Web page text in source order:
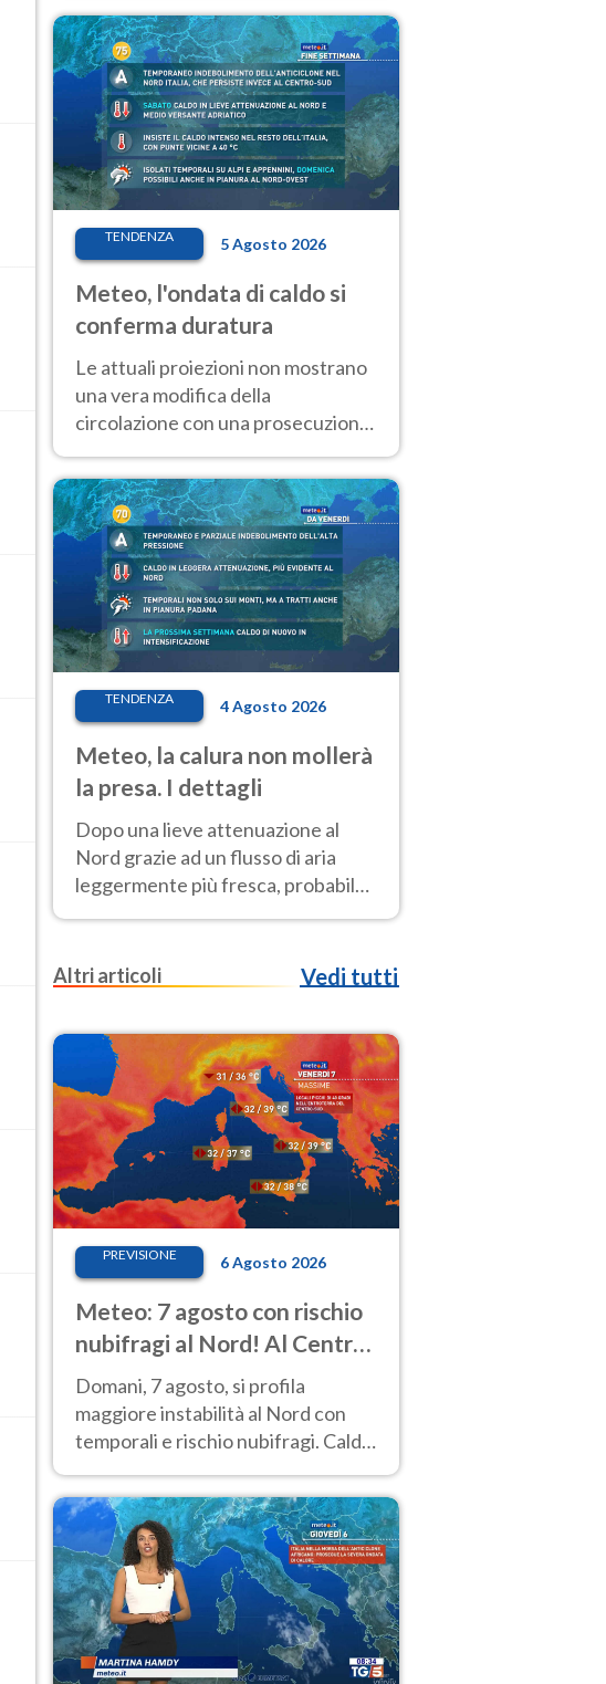
temperature molto elevate
TENDENZA 5 Agosto 2026
Meteo, l'ondata di caldo si
conferma duratura
Le attuali proiezioni non mostrano
una vera modifica della
circolazione con una prosecuzione
giorni, compresa la settimana di
Ferragosto
TENDENZA 4 Agosto 2026
Meteo, la calura non mollerà
la presa. I dettagli
Dopo una lieve attenuazione al
Nord grazie ad un flusso di aria
leggermente più fresca, probabile
nuovo rinforzo dell’anticiclone
Altri articoli
Vedi tutti
PREVISIONE 6 Agosto 2026
Meteo: 7 agosto con rischio
nubifragi al Nord! Al Centro-
Sud caldo estremo
Domani, 7 agosto, si profila
maggiore instabilità al Nord con
temporali e rischio nubifragi. Caldo
previsioni.